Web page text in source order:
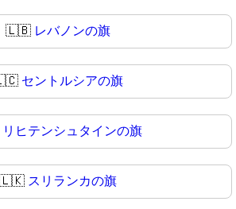
🇱🇧 レバノンの旗
セントルシアの旗
リヒテンシュタインの旗
🇱🇰 スリランカの旗